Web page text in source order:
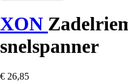
XON
snelspanner
€ 26,85